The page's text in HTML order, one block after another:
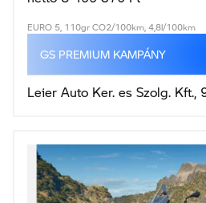
EURO 5, 110gr CO2/100km, 4,8l/100km
GS PREMIUM KAMPÁNY
Leier Auto Ker. es Szolg. Kft.,